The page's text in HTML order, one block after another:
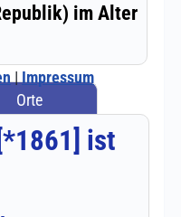
|Impressum